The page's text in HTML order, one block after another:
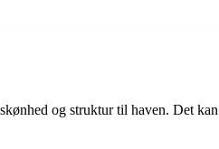
og struktur til haven. Det